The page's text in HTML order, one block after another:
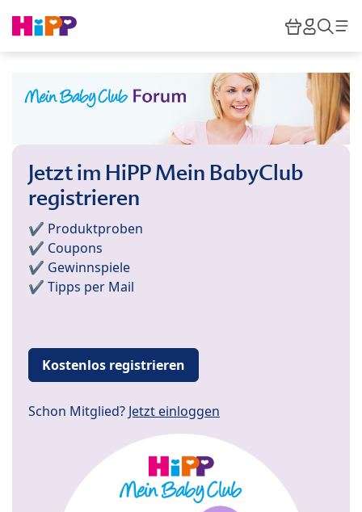
HiPP
Jetzt im HiPP Mein BabyClub
registrieren
✔️ Produktproben
✔️ Coupons
✔️ Gewinnspiele
✔️ Tipps per Mail
Kostenlos registrieren
Schon Mitglied? Jetzt einloggen